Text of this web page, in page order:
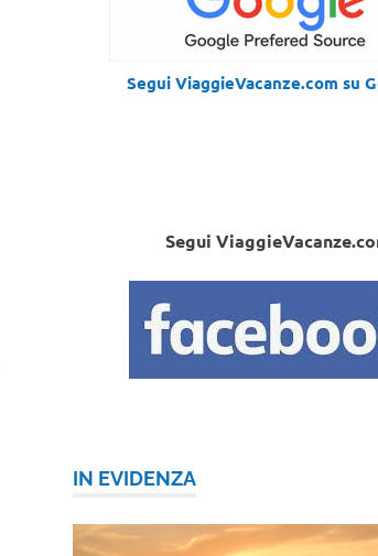
Segui ViaggieVacanze.com su
Segui
IN EVIDENZA